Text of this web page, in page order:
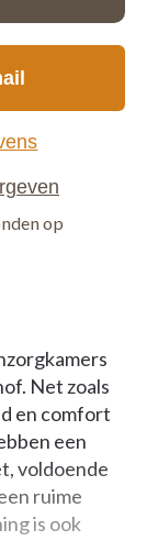
Net zoals
en comfort
een
voldoende
ruime
is ook
op